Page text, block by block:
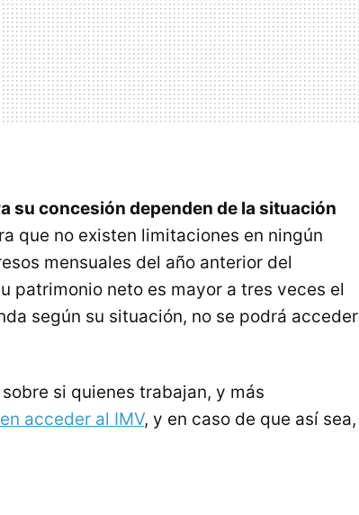
su concesión dependen de la situación
que no existen limitaciones en ningún
mensuales del año anterior del
patrimonio neto es mayor a tres veces el
según su situación, no se podrá acceder
si quienes trabajan, y más
acceder al IMV, y en caso de que así sea,